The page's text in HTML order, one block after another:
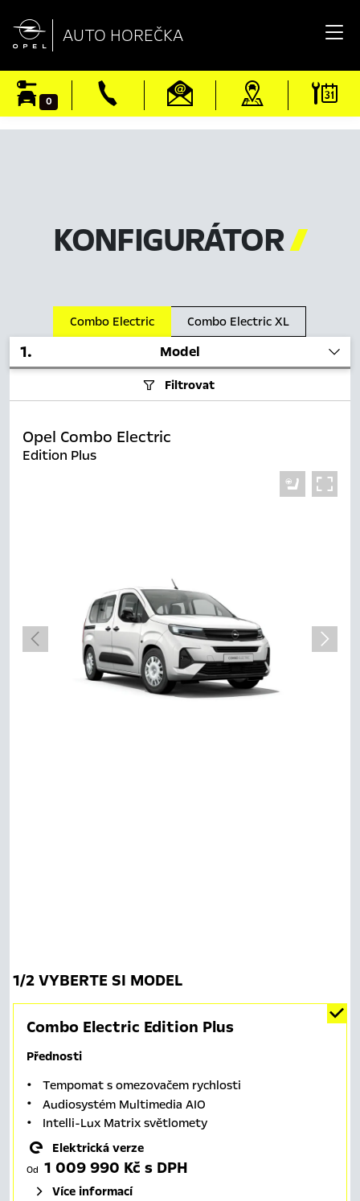
 AUTO HOREČKA
0
KONFIGURÁTOR
Combo Electric Combo Electric XL
1. Model
Filtrovat
Opel Combo Electric
Edition Plus
1/2 VYBERTE SI MODEL
Combo Electric Edition Plus
Přednosti
Tempomat s omezovačem rychlosti
Audiosystém Multimedia AIO
Intelli-Lux Matrix světlomety
Elektrická verze
Od 1 009 990 Kč s DPH
Více informací